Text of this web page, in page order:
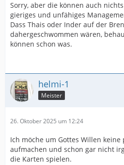
Sorry, aber die können auch
gieriges und unfähiges
Dass Thais oder Inder auf der
dahergeschwommen wären,
können schon was.
helmi-1
Meister
26. Oktober 2025 um 12:24
Ich möche um Gottes Willen keine
aufmachen und schon gar nicht
die Karten spielen.